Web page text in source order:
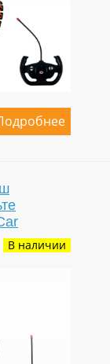
В наличии